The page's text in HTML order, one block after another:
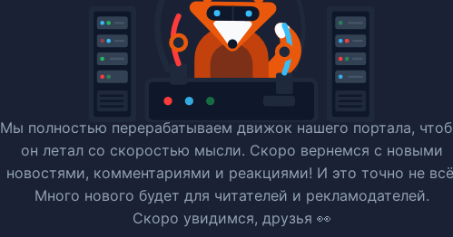
Мы полностью перерабатываем движок нашего портала,
он летал со скоростью мысли. Скоро вернемся c новыми
новостями, комментариями и реакциями! И это точно не
Много нового будет для читателей и рекламодателей.
Скоро увидимся, друзья 👀